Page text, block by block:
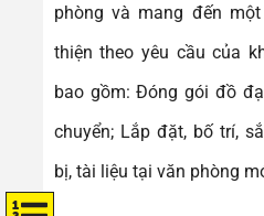
phòng và mang đến
thiện theo yêu cầu của
bao gồm: Đóng gói đồ
chuyển; Lắp đặt, bố trí,
bị, tài liệu tại văn phòng